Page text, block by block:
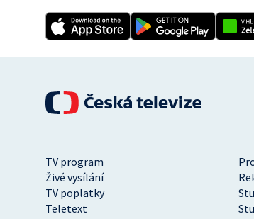
TV program
Živé vysílání
TV poplatky
Teletext